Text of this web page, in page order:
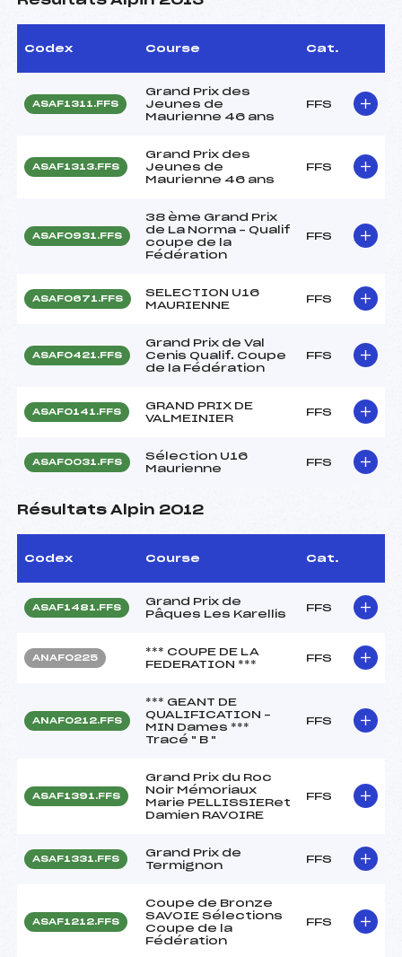
Codex Course Cat.
ASAF1311.FFS
Grand Prix des
Jeunes de
Maurienne 46 ans
FFS
ASAF1313.FFS
Grand Prix des
Jeunes de
Maurienne 46 ans
FFS
ASAF0931.FFS
38 ème Grand Prix
de La Norma – Qualif
coupe de la
Fédération
FFS
ASAF0671.FFS
SELECTION U16
MAURIENNE
FFS
ASAF0421.FFS
Grand Prix de Val
Cenis Qualif. Coupe
de la Fédération
FFS
ASAF0141.FFS
GRAND PRIX DE
VALMEINIER
FFS
ASAF0031.FFS
Sélection U16
Maurienne
FFS
Résultats Alpin 2012
Codex Course Cat.
ASAF1481.FFS
Grand Prix de
Pâques Les Karellis
FFS
ANAF0225
*** COUPE DE LA
FEDERATION ***
FFS
ANAF0212.FFS
*** GEANT DE
QUALIFICATION –
MIN Dames ***
Tracé " B "
FFS
ASAF1391.FFS
Grand Prix du Roc
Noir Mémoriaux
Marie PELLISSIERet
Damien RAVOIRE
FFS
ASAF1331.FFS
Grand Prix de
Termignon
FFS
ASAF1212.FFS
Coupe de Bronze
SAVOIE Sélections
Coupe de la
Fédération
FFS